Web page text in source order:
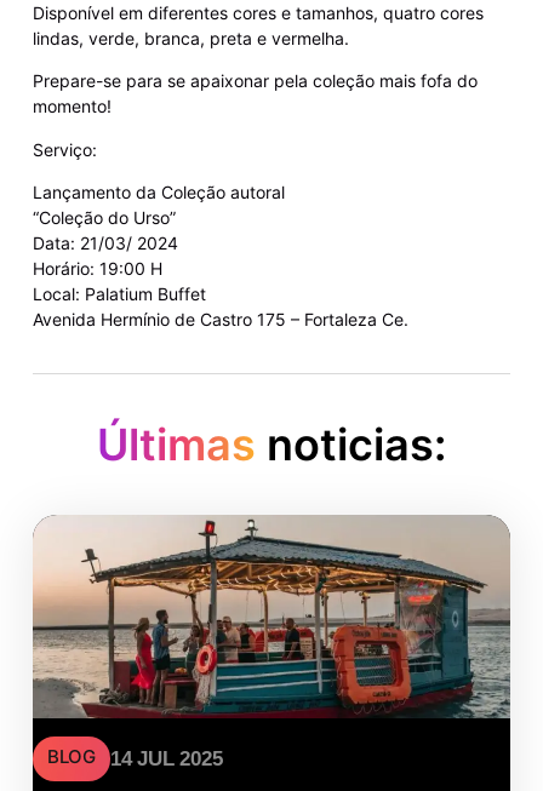
Disponível em diferentes cores e tamanhos, quatro cores
lindas, verde, branca, preta e vermelha.
Prepare-se para se apaixonar pela coleção mais fofa do
momento!
Serviço:
Lançamento da Coleção autoral
“Coleção do Urso”
Data: 21/03/ 2024
Horário: 19:00 H
Local: Palatium Buffet
Avenida Hermínio de Castro 175 – Fortaleza Ce.
Últimas noticias:
BLOG 14 JUL 2025